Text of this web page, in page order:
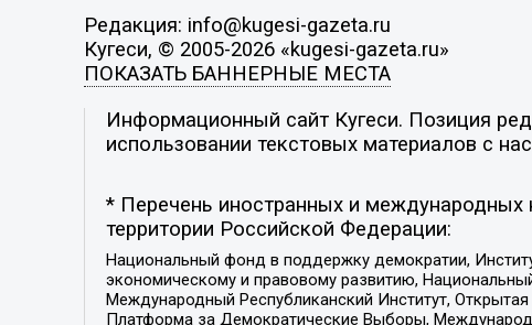
Редакция: info@kugesi-gazeta.ru
Кугеси, © 2005-2026 «kugesi-gazeta.ru»
ПОКАЗАТЬ БАННЕРНЫЕ МЕСТА
Информационный сайт Кугеси. Позиция
использовании текстовых материалов с
* Перечень иностранных и международных
территории Российской Федерации:
Национальный фонд в поддержку демократии,
экономическому и правовому развитию,
Международный Республиканский Институт,
Платформа за Демократические Выборы,